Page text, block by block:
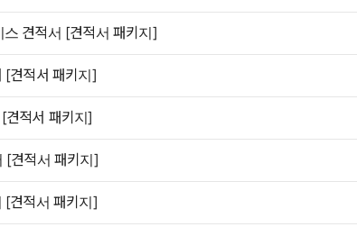
견적서 [견적서 패키지]
[견적서 패키지]
견적서 패키지]
[견적서 패키지]
[견적서 패키지]